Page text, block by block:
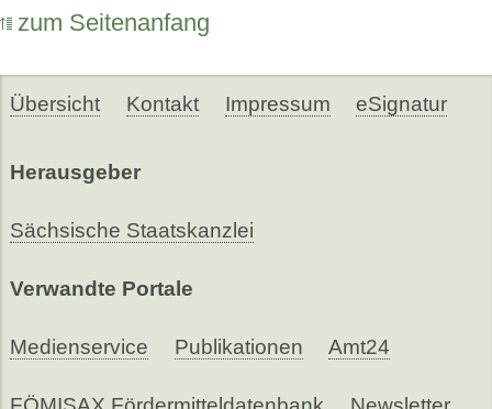
zum Seitenanfang
Übersicht Kontakt Impressum eSignatur
Herausgeber
Sächsische Staatskanzlei
Verwandte Portale
Medienservice Publikationen Amt24